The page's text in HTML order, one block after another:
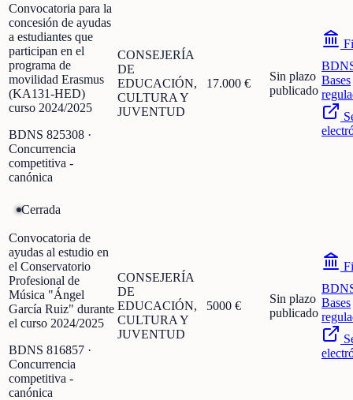
Convocatoria para la
concesión de ayudas
a estudiantes que
participan en el
programa de
movilidad Erasmus
(KA131-HED)
curso 2024/2025
BDNS 825308 ·
Concurrencia
competitiva -
canónica
CONSEJERÍA
DE
EDUCACIÓN,
CULTURA Y
JUVENTUD
17.000 €
Sin plazo
publicado
Bases
Cerrada
Convocatoria de
ayudas al estudio en
el Conservatorio
Profesional de
Música "Ángel
García Ruiz" durante
el curso 2024/2025
BDNS 816857 ·
Concurrencia
competitiva -
canónica
CONSEJERÍA
DE
EDUCACIÓN,
CULTURA Y
JUVENTUD
5000 €
Sin plazo
publicado
Bases